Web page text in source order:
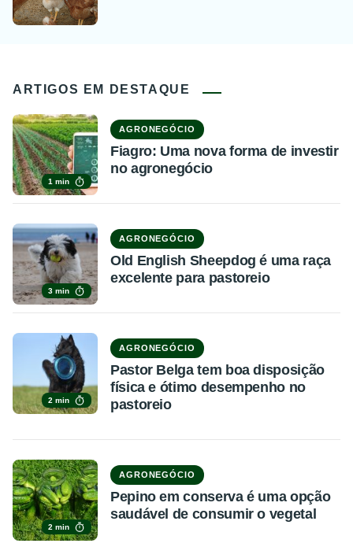
ARTIGOS EM DESTAQUE
1 min
AGRONEGÓCIO
Fiagro: Uma nova forma de investir
no agronegócio
3 min
AGRONEGÓCIO
Old English Sheepdog é uma raça
excelente para pastoreio
2 min
AGRONEGÓCIO
Pastor Belga tem boa disposição
física e ótimo desempenho no
pastoreio
2 min
AGRONEGÓCIO
Pepino em conserva é uma opção
saudável de consumir o vegetal